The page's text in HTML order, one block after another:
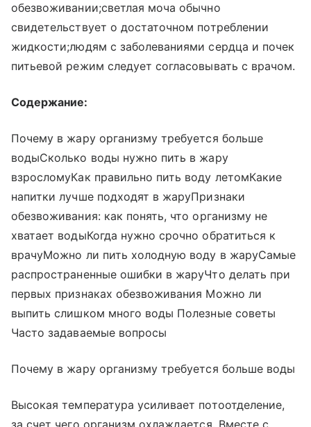
обезвоживании;светлая моча обычно
свидетельствует о достаточном потреблении
жидкости;людям с заболеваниями сердца и почек
питьевой режим следует согласовывать с врачом.
Содержание:
Почему в жару организму требуется больше
водыСколько воды нужно пить в жару
взросломуКак правильно пить воду летомКакие
напитки лучше подходят в жаруПризнаки
обезвоживания: как понять, что организму не
хватает водыКогда нужно срочно обратиться к
врачуМожно ли пить холодную воду в жаруСамые
распространенные ошибки в жаруЧто делать при
первых признаках обезвоживания Можно ли
выпить слишком много воды Полезные советы
Часто задаваемые вопросы
Почему в жару организму требуется больше воды
Высокая температура усиливает потоотделение,
за счет чего организм охлаждается. Вместе с